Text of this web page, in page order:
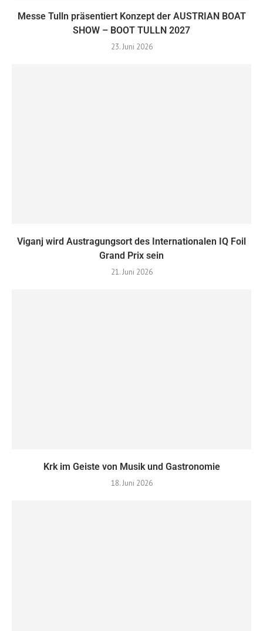
Messe Tulln präsentiert Konzept der AUSTRIAN BOAT
SHOW – BOOT TULLN 2027
23. Juni 2026
Viganj wird Austragungsort des Internationalen IQ Foil
Grand Prix sein
21. Juni 2026
Krk im Geiste von Musik und Gastronomie
18. Juni 2026